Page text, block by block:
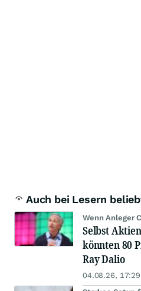
Auch bei Lesern
Wenn Anleger
Selbst
könnten 80
Ray Dalio
04.08.26, 17:29